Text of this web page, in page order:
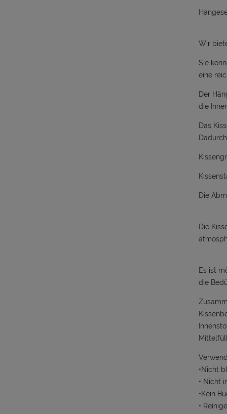
Wir
Sie
eine
Der
die
Das
Die
Die
Es ist
die
•Nicht
• Nicht
•Kein
•